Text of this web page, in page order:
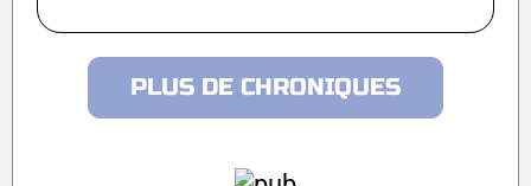
PLUS DE CHRONIQUES